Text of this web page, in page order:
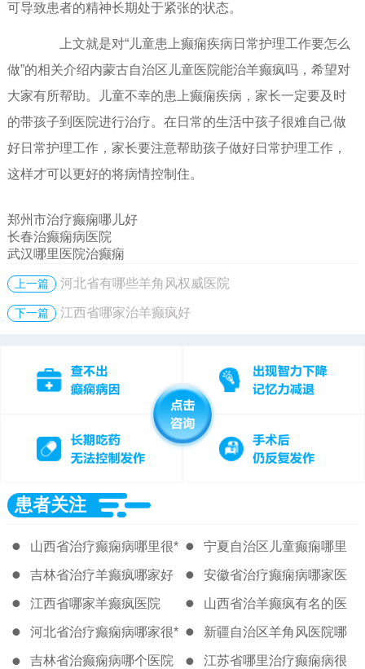
可导致患者的精神长期处于紧张的状态。
上文就是对“儿童患上癫痫疾病日常护理工作要怎么
做”的相关介绍内蒙古自治区儿童医院能治羊癫疯吗，希望对
大家有所帮助。儿童不幸的患上癫痫疾病，家长一定要及时
的带孩子到医院进行治疗。在日常的生活中孩子很难自己做
好日常护理工作，家长要注意帮助孩子做好日常护理工作，
这样才可以更好的将病情控制住。
郑州市治疗癫痫哪儿好
长春治癫痫病医院
武汉哪里医院治癫痫
上一篇 河北省有哪些羊角风权威医院
下一篇 江西省哪家治羊癫疯好
患者关注
山西省治疗癫痫病哪里很* 宁夏自治区儿童癫痫哪里
治的好
吉林省治疗羊癫疯哪家好 安徽省治疗癫痫病哪家医
院比较好
江西省哪家羊癫疯医院 山西省治羊癫疯有名的医
院
河北省治疗癫痫病哪家很* 新疆自治区羊角风医院哪
里*
吉林省治癫痫病哪个医院 江苏省哪里治疗癫痫病很